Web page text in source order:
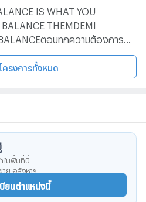
IS WHAT YOU
THEM​DEMI
ตอบทุกความต้องการ
อมต่อทุกจุดหมายได้อย่างง่ายดาย​
มดุล Luxury Residence แนวคิด
น 27.9 ล้านบาทการเดินทาง
ะดิษฐ์มนูธรรมถนนพระราม
เศษศรีรัชใกล้เเหล่งอำนวยความ
ทรัล พระราม 9เซ็นทรัล อีสต์วิลล์
านาชาติ KISรร.นานาชาติ สิงคโปร์
รุงเทพร.ร.นานาชาติรีเจ้นท์
รงพยาบาลพระรามเก้าโรง
ครงการทั้งหมด
ในพื้นที่นี้
าย อสังหาฯ
บียนตำแหน่งนี้